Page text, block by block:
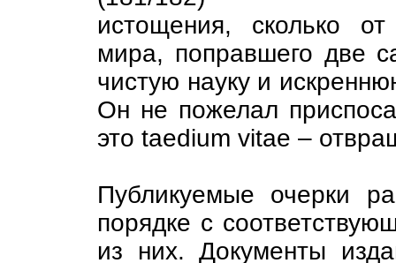
истощения, сколько от
мира, поправшего две
чистую науку и
Он не пожелал
это taedium vitae –
Публикуемые очерки
порядке с
из них. Документы